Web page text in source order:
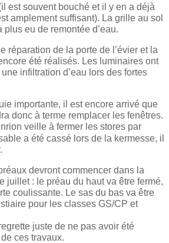
est souvent bouché et il y en a déjà
amplement suffisant). La grille au sol
plus eu de remontée d’eau.
réparation de la porte de l’évier et la
été réalisés. Les luminaires ont
infiltration d’eau lors des fortes
importante, il est encore arrivé que
donc à terme remplacer les fenêtres.
veille à fermer les stores par
a été cassé lors de la kermesse, il
devront commencer dans la
juillet : le préau du haut va être fermé,
coulissante. Le sas du bas va être
pour les classes GS/CP et
juste de ne pas avoir été
ces travaux.